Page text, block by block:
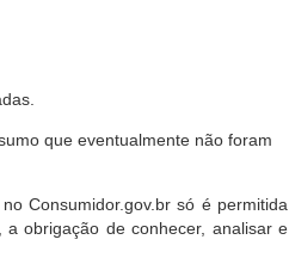
que eventualmente não foram
Consumidor.gov.br só é permitida
obrigação de conhecer, analisar e